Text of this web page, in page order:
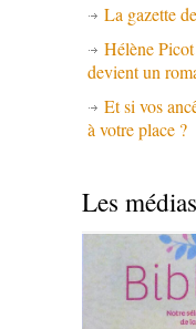
La gazette
Hélène
devient un
Et si vos
à votre place ?
Les